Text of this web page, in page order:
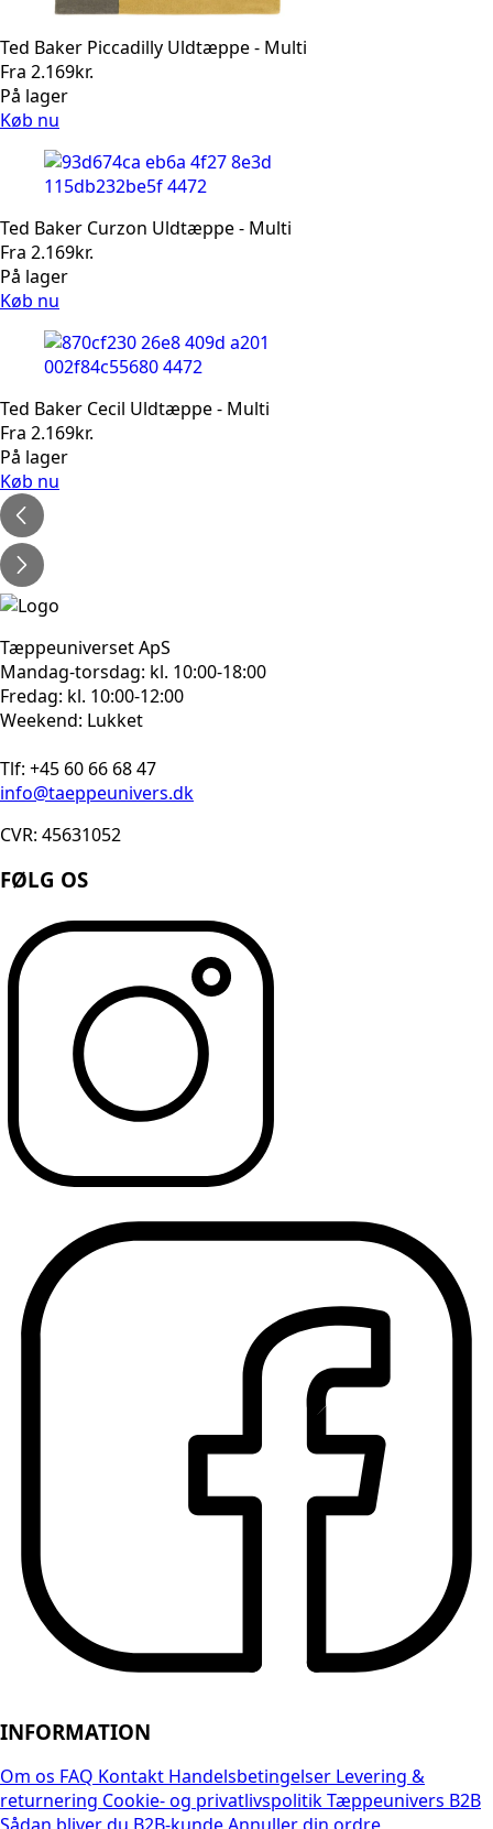
Ted Baker Piccadilly Uldtæppe - Multi
Fra 2.169kr.
På lager
Køb nu
Ted Baker Curzon Uldtæppe - Multi
Fra 2.169kr.
På lager
Køb nu
Ted Baker Cecil Uldtæppe - Multi
Fra 2.169kr.
På lager
Køb nu
Tæppeuniverset ApS
Mandag-torsdag: kl. 10:00-18:00
Fredag: kl. 10:00-12:00
Weekend: Lukket
Tlf: +45 60 66 68 47
info@taeppeunivers.dk
CVR: 45631052
FØLG OS
INFORMATION
Om os FAQ Kontakt Handelsbetingelser Levering &
returnering Cookie- og privatlivspolitikTæppeunivers B2B